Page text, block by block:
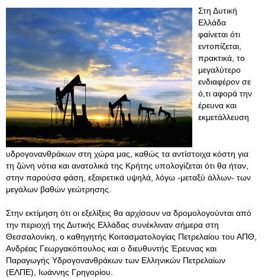
Στη Δυτική
Ελλάδα
φαίνεται ότι
εντοπίζεται,
πρακτικά, το
μεγαλύτερο
ενδιαφέρον σε
ό,τι αφορά την
έρευνα και
εκμετάλλευση
υδρογονανθράκων στη χώρα μας, καθώς τα αντίστοιχα κόστη για
τη ζώνη νότια και ανατολικά της Κρήτης υπολογίζεται ότι θα ήταν,
στην παρούσα φάση, εξαιρετικά υψηλά, λόγω -μεταξύ άλλων- των
μεγάλων βαθών γεώτρησης.
Στην εκτίμηση ότι οι εξελίξεις θα αρχίσουν να δρομολογούνται από
την περιοχή της Δυτικής Ελλάδας συνέκλιναν σήμερα στη
Θεσσαλονίκη, ο καθηγητής Κοιτασματολογίας Πετρελαίου του ΑΠΘ,
Ανδρέας Γεωργακόπουλος και ο διευθυντής Έρευνας και
Παραγωγής Υδρογονανθράκων των Ελληνικών Πετρελαίων
(ΕΛΠΕ), Ιωάννης Γρηγορίου.